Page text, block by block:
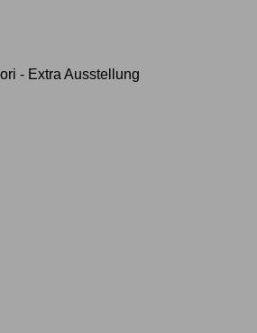
- Extra Ausstellung